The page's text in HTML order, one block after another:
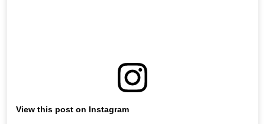
View this post on Instagram